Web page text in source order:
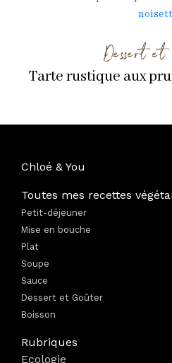
Dessert et
Tarte rustique aux
Chloé & You
Toutes mes recettes
Petit-déjeuner
Mise en bouche
Plat
Soupe
Sauce
Dessert et Goûter
Boisson
Rubriques
Ecologie